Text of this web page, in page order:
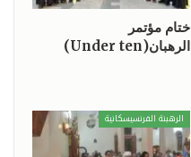
ختام مؤتمر
الرهبان(Under ten)
الرهبنة الفرنسيسكانية